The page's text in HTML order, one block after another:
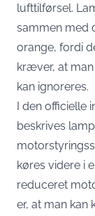
lufttilførsel.
sammen med
orange, fordi
kræver, at
kan ignoreres.
I den officielle
beskrives
køres videre i
reduceret
er, at man kan